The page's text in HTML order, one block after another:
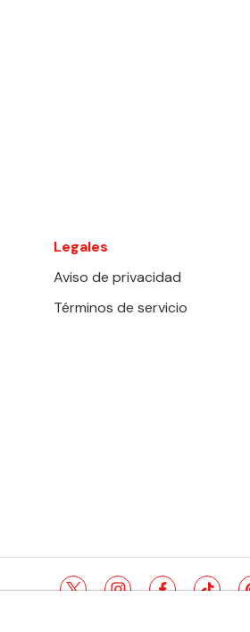
Legales
Aviso de privacidad
Términos de servicio
twitterinstagramfacebooktiktok